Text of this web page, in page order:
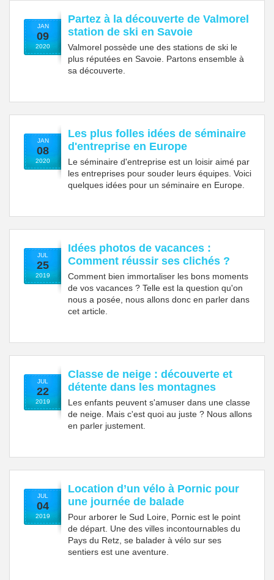
JAN
09
2020
Partez à la découverte de Valmorel
station de ski en Savoie
Valmorel possède une des stations de ski le
plus réputées en Savoie. Partons ensemble à
sa découverte.
JAN
08
2020
Les plus folles idées de séminaire
d'entreprise en Europe
Le séminaire d'entreprise est un loisir aimé par
les entreprises pour souder leurs équipes. Voici
quelques idées pour un séminaire en Europe.
JUL
25
2019
Idées photos de vacances :
Comment réussir ses clichés ?
Comment bien immortaliser les bons moments
de vos vacances ? Telle est la question qu'on
nous a posée, nous allons donc en parler dans
cet article.
JUL
22
2019
Classe de neige : découverte et
détente dans les montagnes
Les enfants peuvent s'amuser dans une classe
de neige. Mais c'est quoi au juste ? Nous allons
en parler justement.
JUL
04
2019
Location d’un vélo à Pornic pour
une journée de balade
Pour arborer le Sud Loire, Pornic est le point
de départ. Une des villes incontournables du
Pays du Retz, se balader à vélo sur ses
sentiers est une aventure.